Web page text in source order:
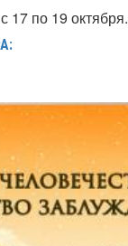
17 по 19 октября.